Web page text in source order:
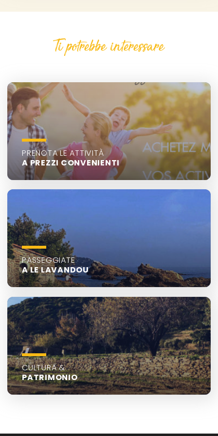
Ti potrebbe interessare
PRENOTA LE ATTIVITÀ
A PREZZI CONVENIENTI
PASSEGGIATE
A LE LAVANDOU
CULTURA &
PATRIMONIO